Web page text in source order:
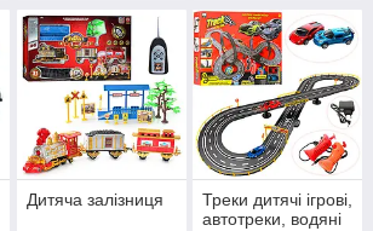
Дитяча залізниця
Треки дитячі ігрові,
автотреки, водяні